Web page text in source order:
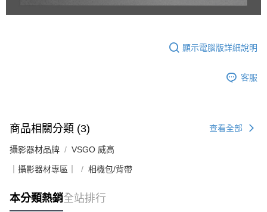
顯示電腦版詳細說明
客服
商品相關分類 (3) 查看全部
攝影器材品牌 VSGO 威高
｜攝影器材專區｜ 相機包/背帶
本分類熱銷全站排行